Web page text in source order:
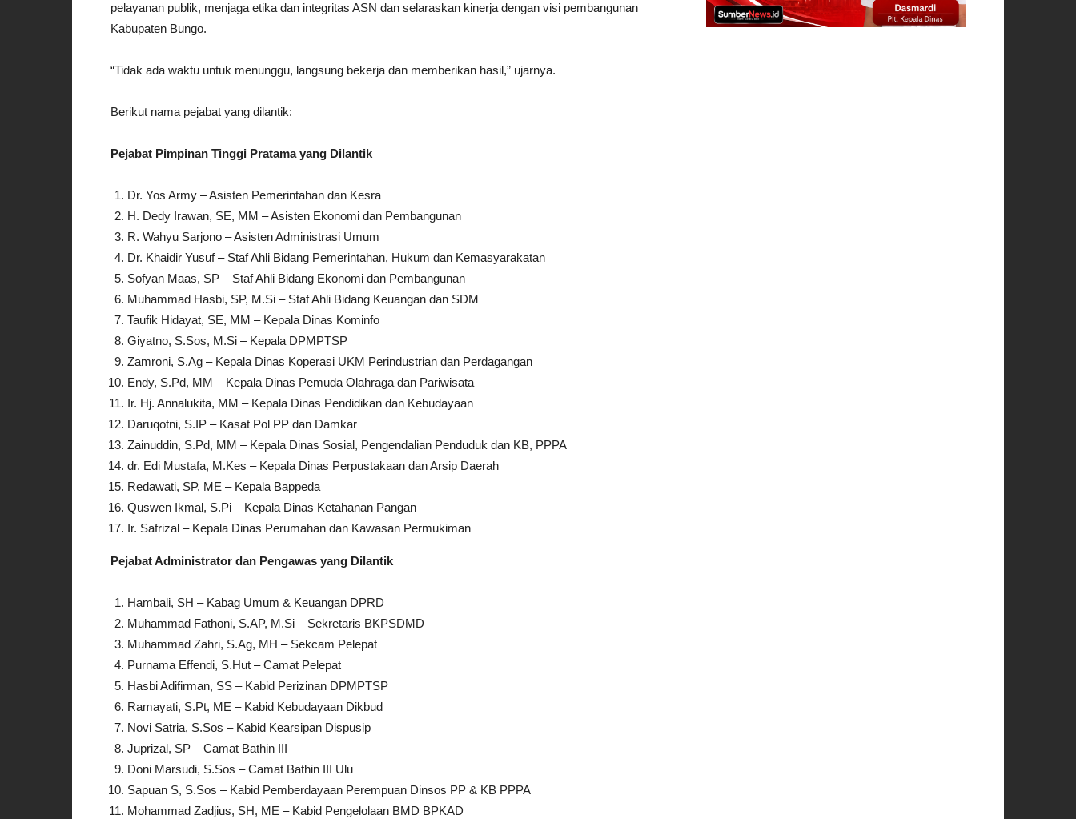
pelayanan publik, menjaga etika dan integritas ASN dan selaraskan kinerja dengan visi pembangunan
Kabupaten Bungo.
“Tidak ada waktu untuk menunggu, langsung bekerja dan memberikan hasil,” ujarnya.
Berikut nama pejabat yang dilantik:
Pejabat Pimpinan Tinggi Pratama yang Dilantik
Dr. Yos Army – Asisten Pemerintahan dan Kesra
H. Dedy Irawan, SE, MM – Asisten Ekonomi dan Pembangunan
R. Wahyu Sarjono – Asisten Administrasi Umum
Dr. Khaidir Yusuf – Staf Ahli Bidang Pemerintahan, Hukum dan Kemasyarakatan
Sofyan Maas, SP – Staf Ahli Bidang Ekonomi dan Pembangunan
Muhammad Hasbi, SP, M.Si – Staf Ahli Bidang Keuangan dan SDM
Taufik Hidayat, SE, MM – Kepala Dinas Kominfo
Giyatno, S.Sos, M.Si – Kepala DPMPTSP
Zamroni, S.Ag – Kepala Dinas Koperasi UKM Perindustrian dan Perdagangan
Endy, S.Pd, MM – Kepala Dinas Pemuda Olahraga dan Pariwisata
Ir. Hj. Annalukita, MM – Kepala Dinas Pendidikan dan Kebudayaan
Daruqotni, S.IP – Kasat Pol PP dan Damkar
Zainuddin, S.Pd, MM – Kepala Dinas Sosial, Pengendalian Penduduk dan KB, PPPA
dr. Edi Mustafa, M.Kes – Kepala Dinas Perpustakaan dan Arsip Daerah
Redawati, SP, ME – Kepala Bappeda
Quswen Ikmal, S.Pi – Kepala Dinas Ketahanan Pangan
Ir. Safrizal – Kepala Dinas Perumahan dan Kawasan Permukiman
Pejabat Administrator dan Pengawas yang Dilantik
Hambali, SH – Kabag Umum & Keuangan DPRD
Muhammad Fathoni, S.AP, M.Si – Sekretaris BKPSDMD
Muhammad Zahri, S.Ag, MH – Sekcam Pelepat
Purnama Effendi, S.Hut – Camat Pelepat
Hasbi Adifirman, SS – Kabid Perizinan DPMPTSP
Ramayati, S.Pt, ME – Kabid Kebudayaan Dikbud
Novi Satria, S.Sos – Kabid Kearsipan Dispusip
Juprizal, SP – Camat Bathin III
Doni Marsudi, S.Sos – Camat Bathin III Ulu
Sapuan S, S.Sos – Kabid Pemberdayaan Perempuan Dinsos PP & KB PPPA
Mohammad Zadjius, SH, ME – Kabid Pengelolaan BMD BPKAD